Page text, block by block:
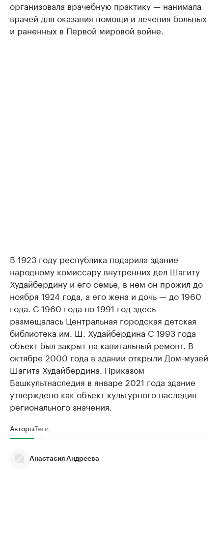
организовала врачебную практику — нанимала
врачей для оказания помощи и лечения больных
и раненных в Первой мировой войне.
В 1923 году республика подарила здание
народному комиссару внутренних дел Шагиту
Худайбердину и его семье, в нем он прожил до
ноября 1924 года, а его жена и дочь — до 1960
года. С 1960 года по 1991 год здесь
размещалась Центральная городская детская
библиотека им. Ш. Худайбердина С 1993 года
объект был закрыт на капитальный ремонт. В
октябре 2000 года в здании открыли Дом-музей
Шагита Худайбердина. Приказом
Башкультнаследия в январе 2021 года здание
утверждено как объект культурного наследия
регионального значения.
АвторыТеги
Анастасия Андреева